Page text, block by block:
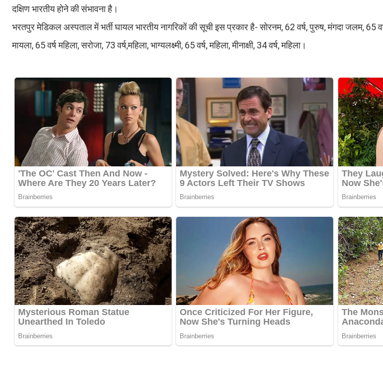
दक्षिण भारतीय होने की संभावना है।
भरतपुर मेडिकल अस्पताल में भर्ती घायल भारतीय नागरिकों की सूची इस प्रकार है- सोरनम, 62 वर्ष, पुरुष, मंगदा जलम, 65
मायला, 65 वर्ष महिला, सरोजा, 73 वर्ष,महिला, भाग्यलक्ष्मी, 65 वर्ष, महिला, मीनाक्षी, 34 वर्ष, महिला।